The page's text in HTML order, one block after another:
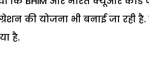
की योजना भी बनाई जा रही
है.